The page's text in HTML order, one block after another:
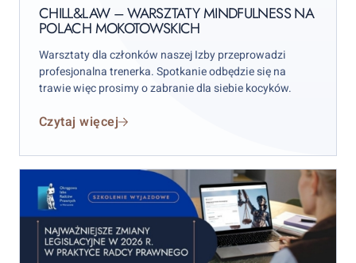
Polach
Mokotowskich
CHILL&LAW – WARSZTATY MINDFULNESS NA
POLACH MOKOTOWSKICH
Warsztaty dla członków naszej Izby przeprowadzi
profesjonalna trenerka. Spotkanie odbędzie się na
trawie więc prosimy o zabranie dla siebie kocyków.
Czytaj więcej